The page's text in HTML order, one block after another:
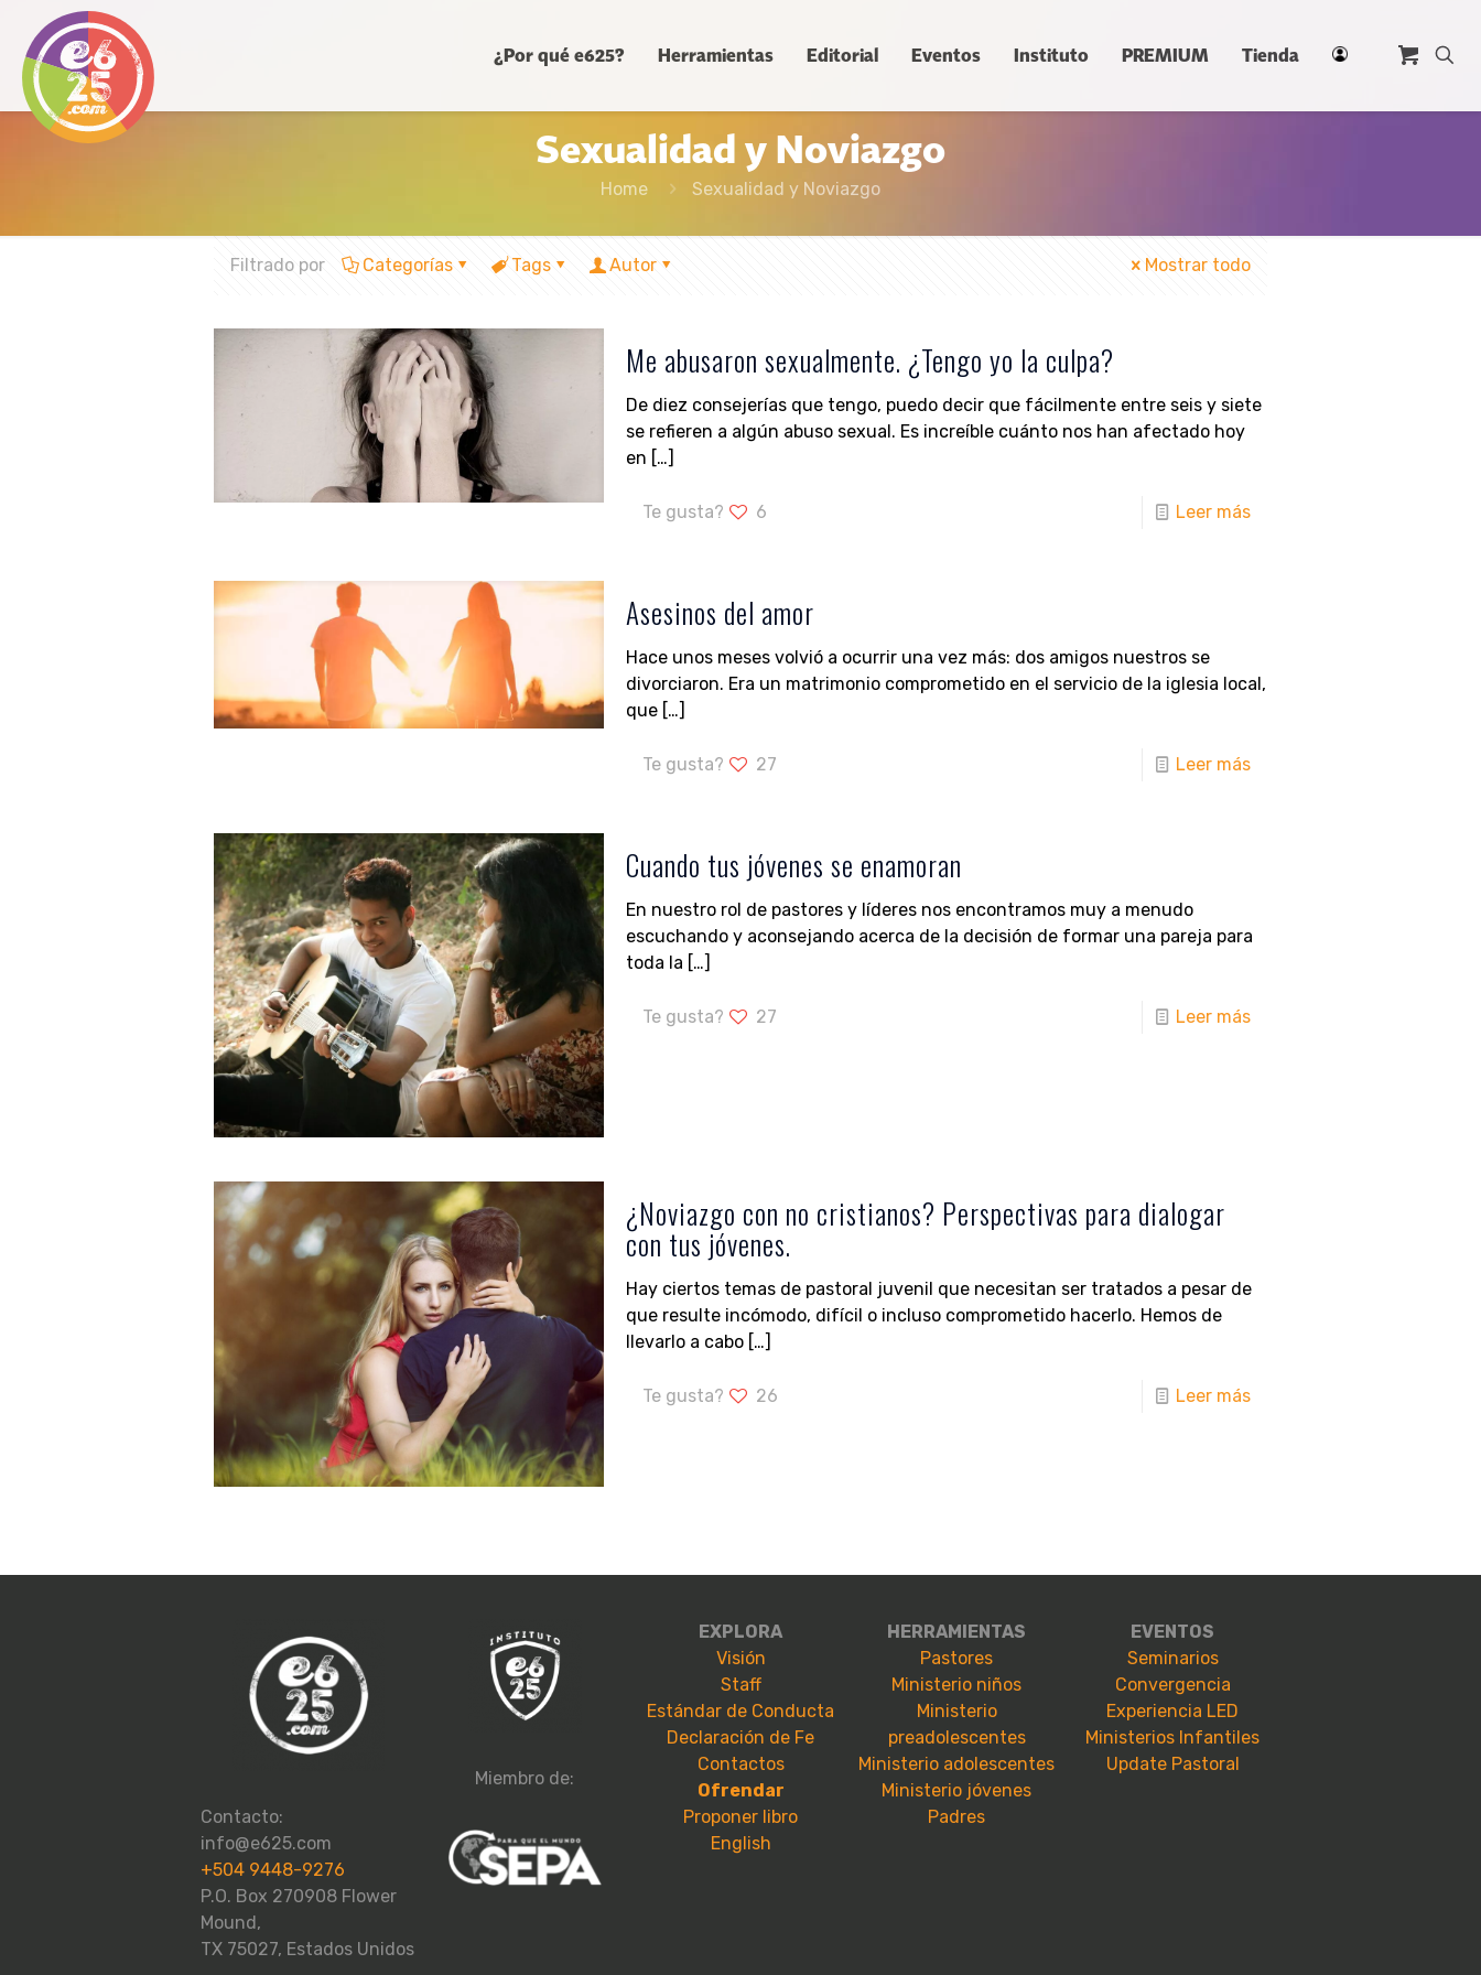
¿Por qué e625? Herramientas Editorial Eventos Instituto PREMIUM Tienda
Sexualidad y Noviazgo
Home Sexualidad y Noviazgo
Filtrado por Categorías Tags Autor Mostrar todo
Me abusaron sexualmente. ¿Tengo yo la culpa?
De diez consejerías que tengo, puedo decir que fácilmente entre seis y siete
se refieren a algún abuso sexual. Es increíble cuánto nos han afectado hoy
en […]
Te gusta? 6 Leer más
Asesinos del amor
Hace unos meses volvió a ocurrir una vez más: dos amigos nuestros se
divorciaron. Era un matrimonio comprometido en el servicio de la iglesia local,
que[…]
Te gusta? 27 Leer más
Cuando tus jóvenes se enamoran
En nuestro rol de pastores y líderes nos encontramos muy a menudo
escuchando y aconsejando acerca de la decisión de formar una pareja para
toda la […]
Te gusta? 27 Leer más
¿Noviazgo con no cristianos? Perspectivas para dialogar
con tus jóvenes.
Hay ciertos temas de pastoral juvenil que necesitan ser tratados a pesar de
que resulte incómodo, difícil o incluso comprometido hacerlo. Hemos de
llevarlo a cabo[…]
Te gusta? 26 Leer más
Contacto:
info@e625.com
+504 9448-9276
P.O. Box 270908 Flower
Mound,
TX 75027, Estados Unidos
Miembro de:
EXPLORA
Visión
Staff
Estándar de Conducta
Declaración de Fe
Contactos
Ofrendar
Proponer libro
English
HERRAMIENTAS
Pastores
Ministerio niños
Ministerio
preadolescentes
Ministerio adolescentes
Ministerio jóvenes
Padres
EVENTOS
Seminarios
Convergencia
Experiencia LED
Ministerios Infantiles
Update Pastoral